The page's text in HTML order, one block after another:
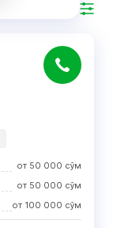
от 50 000 сўм
от 50 000 сўм
от 100 000 сўм